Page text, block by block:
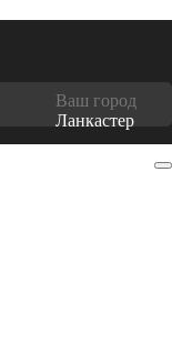
Ваш город
Ланкастер